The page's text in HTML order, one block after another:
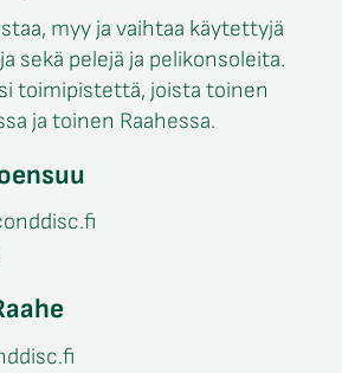
myy ja vaihtaa käytettyjä
sekä pelejä ja pelikonsoleita.
toimipistettä, joista toinen
ja toinen Raahessa.